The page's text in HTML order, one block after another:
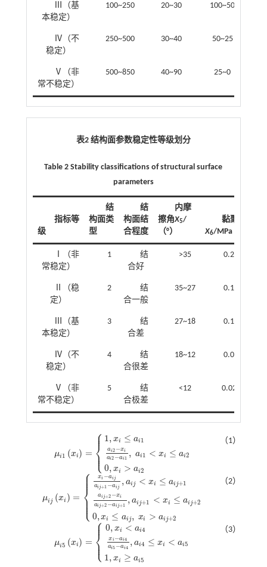
Ⅲ（基
本稳定）
100~250 20~30 100~50
Ⅳ（不
稳定）
250~500 30~40 50~25
Ⅴ（非
常不稳定）
500~850 40~90 25~0
表2 结构面参数稳定性等级划分
Table 2 Stability classifications of structural surface
parameters
指标等
级
结
构面类
型
结
构面结
合程度
内摩
擦角X5/
（°）
黏聚力
X6/MPa
Ⅰ（非
常稳定）
1
结
合好
>35 0.25~0.15
Ⅱ（稳
定）
2
结
合一般
35~27 0.15~0.10
Ⅲ（基
本稳定）
3
结
合差
27~18 0.10~0.05
Ⅳ（不
稳定）
4
结
合很差
18~12 0.05~0.02
Ⅴ（非
常不稳定）
5
结
合极差
<12 0.02~0.002
μi 1 (xi ) = ⎧
⎩
⎨⎪
⎪
⎪
⎪
1, xi ≤ ai 1
ai2 −xi
ai2 −ai1
, ai 1 < xi ≤ ai2
0, xi > ai2
μi1 xi=1 ,x i≤a i1 ai2 xia i2- ai1 , ai1
（1）
μi j (xi ) =
⎧
⎩
⎨
⎪
⎪
⎪
⎪⎪⎪
xi −aij
aij+1 −aij
, ai j < xi ≤ ai j+1
aij+2 −xi
aij+2 −aij+1
, ai j+1 < xi ≤ ai j+2
0,xi ≤ ai j , xi > ai j+2
μijx i=xi -a ija + -aij,aij<xi≤a ij+1 a ij +2- xia +2 -aij+ 1
（2）
μi5 (xi ) = ⎧
⎩
⎨⎪
⎪
⎪
⎪
0, xi < ai4
xi−ai4
ai5 −ai4
, ai4 ≤ xi < ai5
1, xi ≥ ai5
μi5xi=0,x i<a i4 xi-a 4a i5- ai4 ai4≤
（3）